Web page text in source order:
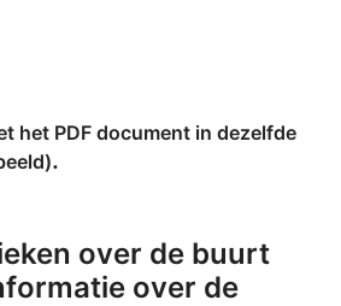
het PDF document in dezelfde
.
over de buurt
over de